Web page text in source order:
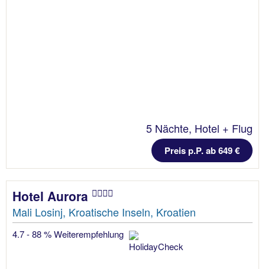
5 Nächte, Hotel + Flug
Preis p.P. ab 649 €
Hotel Aurora
Mali Losinj, Kroatische Inseln, Kroatien
4.7 - 88 % Weiterempfehlung